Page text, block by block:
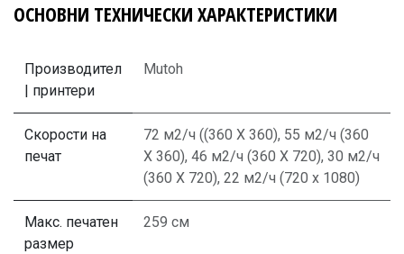
ОСНОВНИ ТЕХНИЧЕСКИ ХАРАКТЕРИСТИКИ
Производител
| принтери
Mutoh
Скорости на
печат
72 м2/ч ((360 X 360), 55 м2/ч (360
X 360), 46 м2/ч (360 X 720), 30 м2/ч
(360 X 720), 22 м2/ч (720 x 1080)
Макс. печатен
размер
259 см